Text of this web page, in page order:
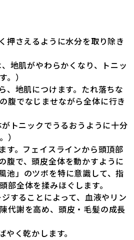
押さえるように水分を取り除き
地肌がやわらかくなり、トニッ
。）
、地肌につけます。たれ落ちな
腹でなじませながら全体に行き
トニックでうるおうように十分
）
す。フェイスラインから頭頂部
腹で、頭皮全体を動かすように
池」のツボを特に意識して、指
部全体を揉みほぐします。
することによって、血液やリン
代謝を高め、頭皮・毛髪の成長
く乾かします。